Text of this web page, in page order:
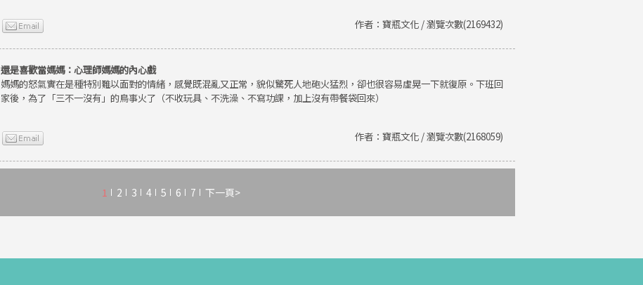
作者：寶瓶文化 / 瀏覽次數(2169432)
還是喜歡當媽媽：心理師媽媽的內心戲
媽媽的怒氣實在是種特別難以面對的情緒，感覺既混亂又正常，貌似驚死人地砲火猛烈，卻也很容易虛晃一下就復原。下班回
家後，為了「三不一沒有」的鳥事火了（不收玩具、不洗澡、不寫功課，加上沒有帶餐袋回來）
作者：寶瓶文化 / 瀏覽次數(2168059)
1 2 3 4 5 6 7 下一頁>